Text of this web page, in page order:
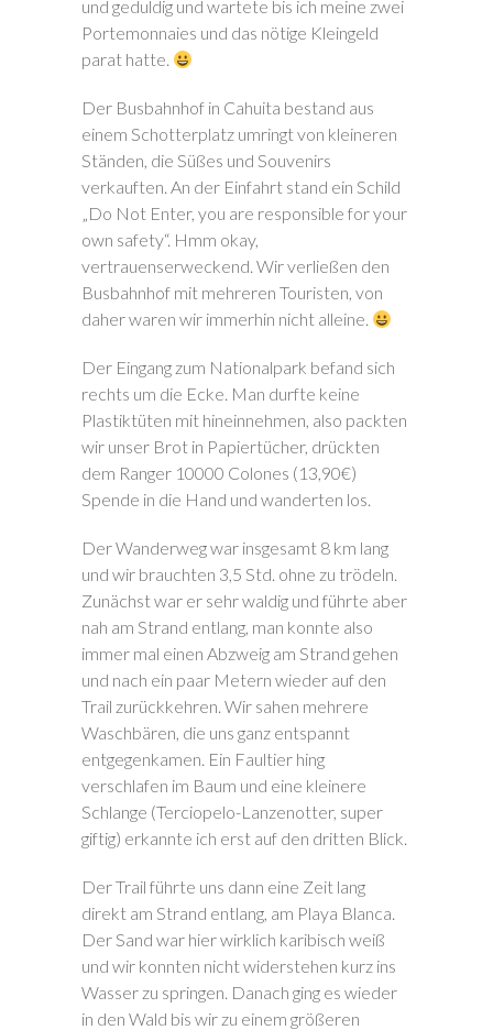
und geduldig und wartete bis ich meine zwei
Portemonnaies und das nötige Kleingeld
parat hatte.
Der Busbahnhof in Cahuita bestand aus
einem Schotterplatz umringt von kleineren
Ständen, die Süßes und Souvenirs
verkauften. An der Einfahrt stand ein Schild
„Do Not Enter, you are responsible for your
own safety“. Hmm okay,
vertrauenserweckend. Wir verließen den
Busbahnhof mit mehreren Touristen, von
daher waren wir immerhin nicht alleine.
Der Eingang zum Nationalpark befand sich
rechts um die Ecke. Man durfte keine
Plastiktüten mit hineinnehmen, also packten
wir unser Brot in Papiertücher, drückten
dem Ranger 10000 Colones (13,90€)
Spende in die Hand und wanderten los.
Der Wanderweg war insgesamt 8 km lang
und wir brauchten 3,5 Std. ohne zu trödeln.
Zunächst war er sehr waldig und führte aber
nah am Strand entlang, man konnte also
immer mal einen Abzweig am Strand gehen
und nach ein paar Metern wieder auf den
Trail zurückkehren. Wir sahen mehrere
Waschbären, die uns ganz entspannt
entgegenkamen. Ein Faultier hing
verschlafen im Baum und eine kleinere
Schlange (Terciopelo-Lanzenotter, super
giftig) erkannte ich erst auf den dritten Blick.
Der Trail führte uns dann eine Zeit lang
direkt am Strand entlang, am Playa Blanca.
Der Sand war hier wirklich karibisch weiß
und wir konnten nicht widerstehen kurz ins
Wasser zu springen. Danach ging es wieder
in den Wald bis wir zu einem größeren